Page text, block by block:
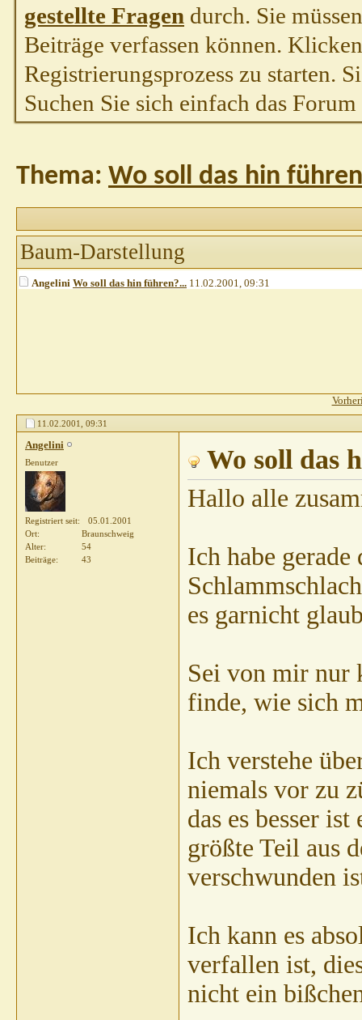
gestellte Fragen durch. Sie
Beiträge verfassen können.
Registrierungsprozess zu starten.
Suchen Sie sich einfach das
Thema: Wo soll das hin
Baum-Darstellung
Angelini Wo soll das hin führen?... 11.02.2001, 09:31
11.02.2001, 09:31
Angelini
Benutzer
Registriert seit
05.01.2001
Ort
Braunschweig
Alter
54
Beiträge
43
Wo soll das
Hallo alle
Ich habe
es garnicht
Sei von mir nur
finde, wie sich
Ich verstehe
niemals vor zu
das es besser
größte Teil aus
verschwunden
Ich kann es
verfallen ist,
nicht ein